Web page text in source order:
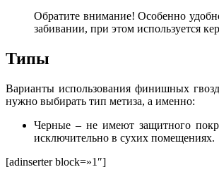
Обратите внимание! Особенно
забивании, при этом используется
Типы
Варианты использования финишных
нужно выбирать тип метиза, а именно:
Черные – не имеют защитного
исключительно в сухих помещениях.
[adinserter block=»1″]